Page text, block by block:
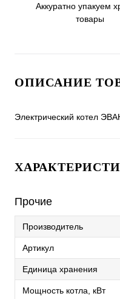
Аккуратно упакуем
товары
ОПИСАНИЕ
Электрический котел
Прочие
Производитель
Артикул
Единица хранения
Мощность котла, кВт